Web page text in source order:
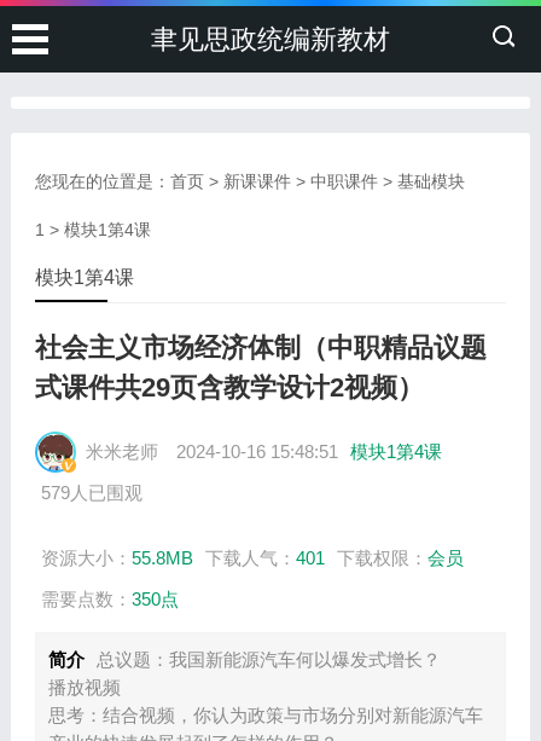
聿见思政统编新教材
您现在的位置是： 首页> 新课课件> 中职课件> 基础模块
1 > 模块1第4课
模块1第4课
社会主义市场经济体制（中职精品议题
式课件共29页含教学设计2视频）
米米老师 2024-10-16 15:48:51
模块1第4课
579人已围观
资源大小： 55.8MB 下载人气： 401 下载权限： 会员
需要点数： 350点
简介
总议题：我国新能源汽车何以爆发式增长？
播放视频
思考：结合视频，你认为政策与市场分别对新能源汽车